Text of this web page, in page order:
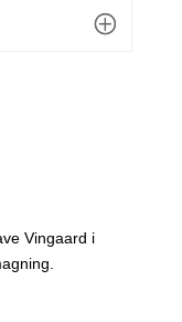
Vingaard i